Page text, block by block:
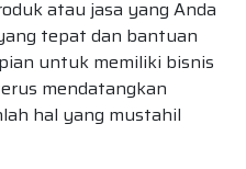
atau jasa yang Anda
tepat dan bantuan
untuk memiliki bisnis
mendatangkan
hal yang mustahil